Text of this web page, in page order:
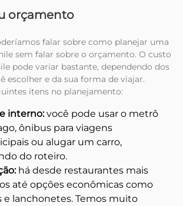
orçamento
falar sobre como planejar uma
sem falar sobre o orçamento. O custo
pode variar bastante, dependendo dos
escolher e da sua forma de viajar.
itens no planejamento:
interno:você pode usar o metrô
ônibus para viagens
ou alugar um carro,
do roteiro.
há desde restaurantes mais
até opções econômicas como
e lanchonetes. Temos muito